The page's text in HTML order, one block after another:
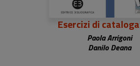
Esercizi di
Paola Arrigoni
Danilo Deana